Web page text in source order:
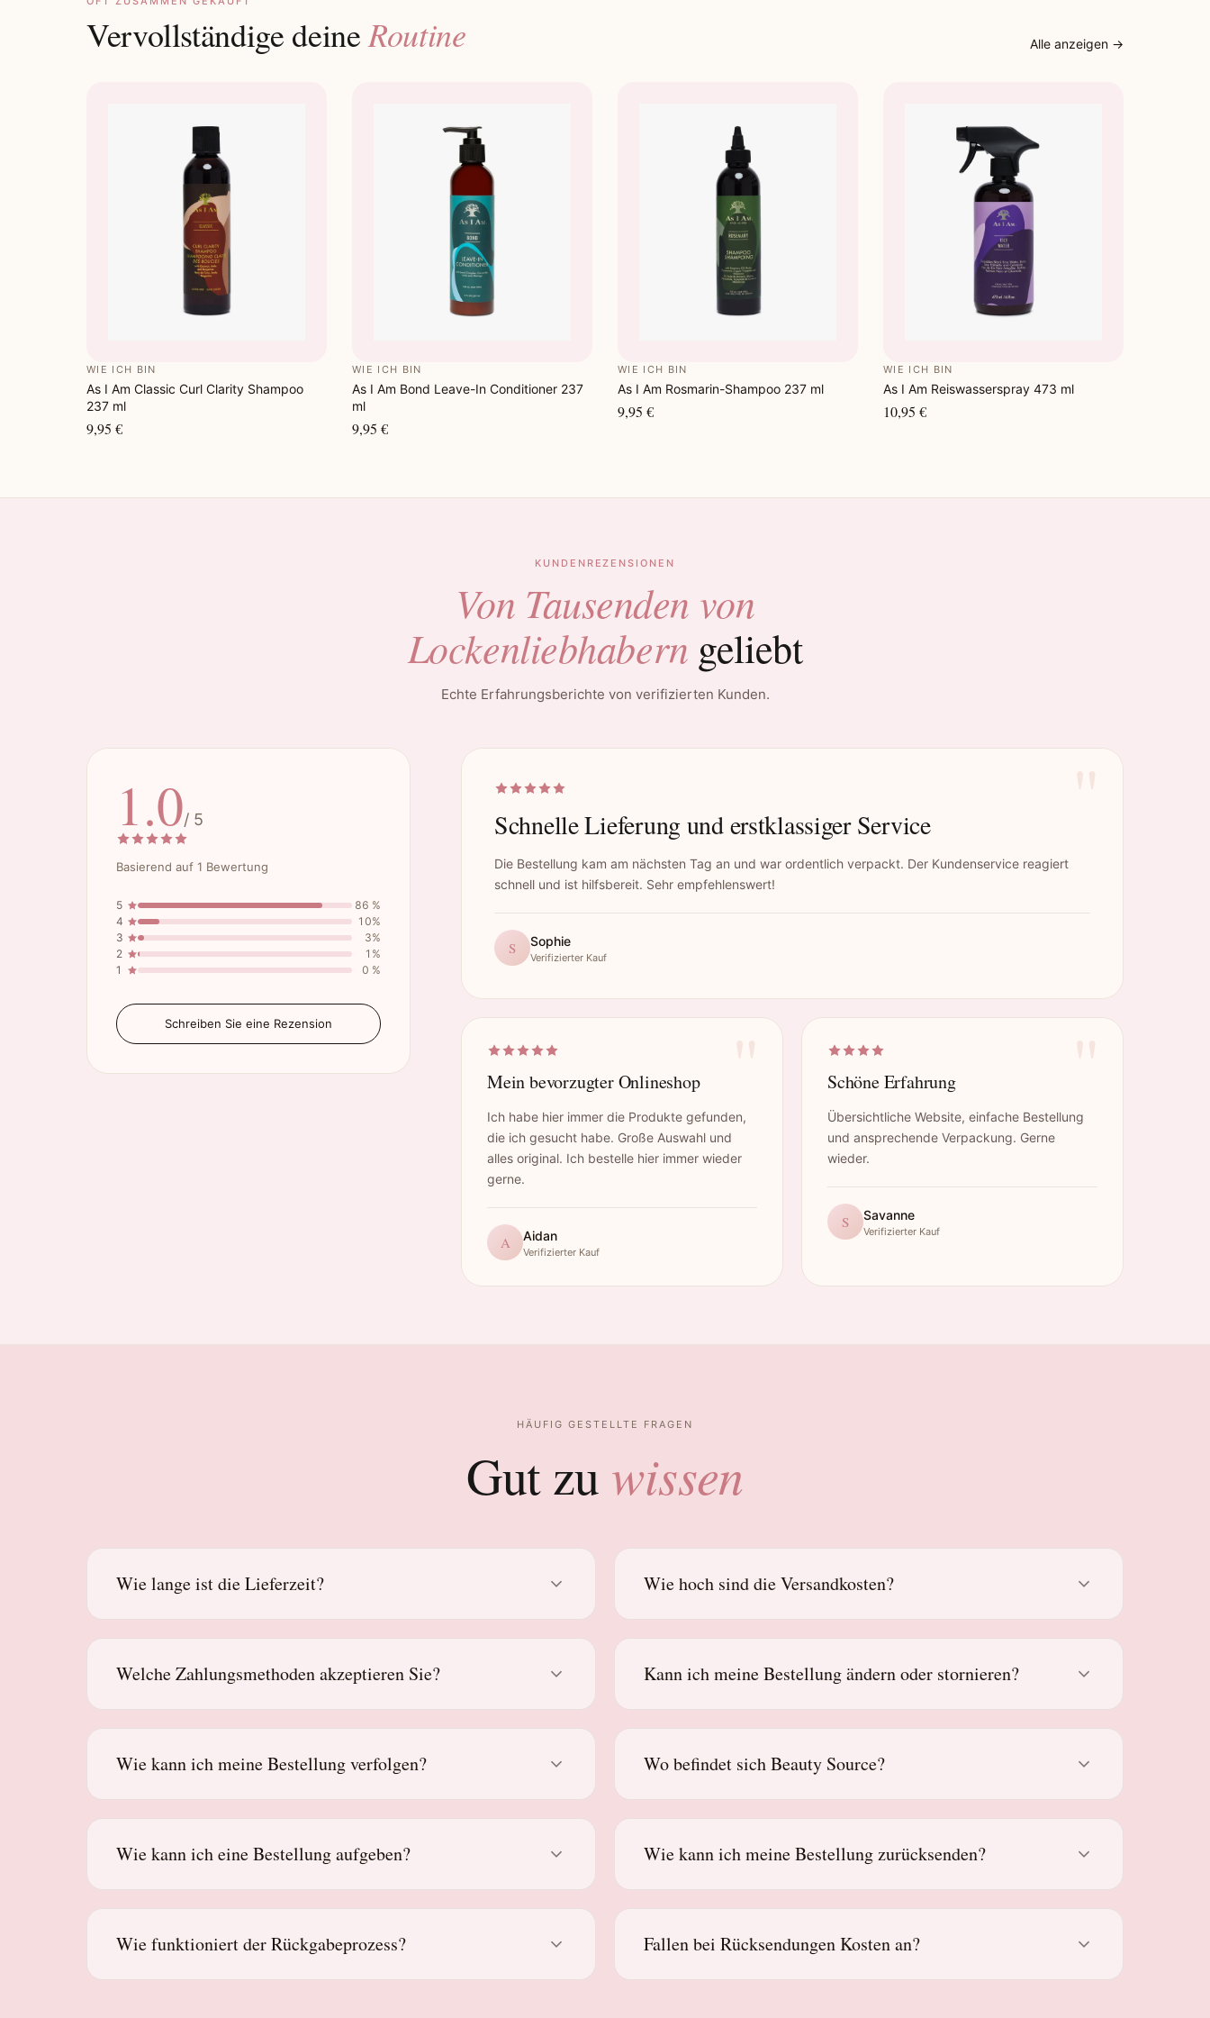
Vervollständige deineRoutine Alle anzeigen →
WIE ICH BIN
As I Am Classic Curl Clarity Shampoo
237 ml
9,95 €
WIE ICH BIN
As I Am Bond Leave-In Conditioner 237
ml
9,95 €
WIE ICH BIN
As I Am Rosmarin-Shampoo 237 ml
9,95 €
WIE ICH BIN
As I Am Reiswasserspray 473 ml
10,95 €
KUNDENREZENSIONEN
Von Tausenden von
Lockenliebhabern geliebt
Echte Erfahrungsberichte von verifizierten Kunden.
1.0/ 5
Basierend auf 1 Bewertung
5
86 %
4
10%
3
3%
2
1%
1
0 %
Schreiben Sie eine Rezension
Schnelle Lieferung und erstklassiger Service
Die Bestellung kam am nächsten Tag an und war ordentlich verpackt. Der Kundenservice reagiert
schnell und ist hilfsbereit. Sehr empfehlenswert!
S Sophie
Verifizierter Kauf
Mein bevorzugter Onlineshop
Ich habe hier immer die Produkte gefunden,
die ich gesucht habe. Große Auswahl und
alles original. Ich bestelle hier immer wieder
gerne.
A Aidan
Verifizierter Kauf
Schöne Erfahrung
Übersichtliche Website, einfache Bestellung
und ansprechende Verpackung. Gerne
wieder.
S Savanne
Verifizierter Kauf
HÄUFIG GESTELLTE FRAGEN
Gut zu wissen
Wie lange ist die Lieferzeit? Wie hoch sind die Versandkosten?
Welche Zahlungsmethoden akzeptieren Sie? Kann ich meine Bestellung ändern oder stornieren?
Wie kann ich meine Bestellung verfolgen? Wo befindet sich Beauty Source?
Wie kann ich eine Bestellung aufgeben? Wie kann ich meine Bestellung zurücksenden?
Wie funktioniert der Rückgabeprozess? Fallen bei Rücksendungen Kosten an?